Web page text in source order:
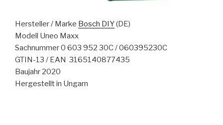
Hersteller / Marke Bosch DIY(DE)
Modell Uneo Maxx
Sachnummer 0 603 952 30C / 060395230C
GTIN-13 / EAN 3165140877435
Baujahr 2020
Hergestellt in Ungarn